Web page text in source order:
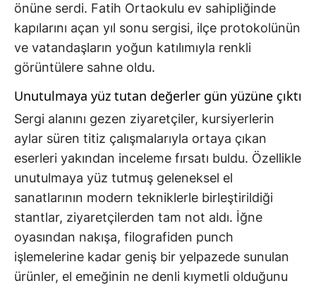
önüne serdi. Fatih Ortaokulu ev sahipliğinde
kapılarını açan yıl sonu sergisi, ilçe protokolünün
ve vatandaşların yoğun katılımıyla renkli
görüntülere sahne oldu.
Unutulmaya yüz tutan değerler gün yüzüne çıktı
Sergi alanını gezen ziyaretçiler, kursiyerlerin
aylar süren titiz çalışmalarıyla ortaya çıkan
eserleri yakından inceleme fırsatı buldu. Özellikle
unutulmaya yüz tutmuş geleneksel el
sanatlarının modern tekniklerle birleştirildiği
stantlar, ziyaretçilerden tam not aldı. İğne
oyasından nakışa, filografiden punch
işlemelerine kadar geniş bir yelpazede sunulan
ürünler, el emeğinin ne denli kıymetli olduğunu